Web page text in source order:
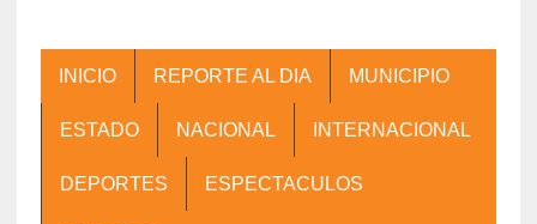
INICIO REPORTE AL DIA MUNICIPIO
ESTADO NACIONAL INTERNACIONAL
DEPORTES ESPECTACULOS